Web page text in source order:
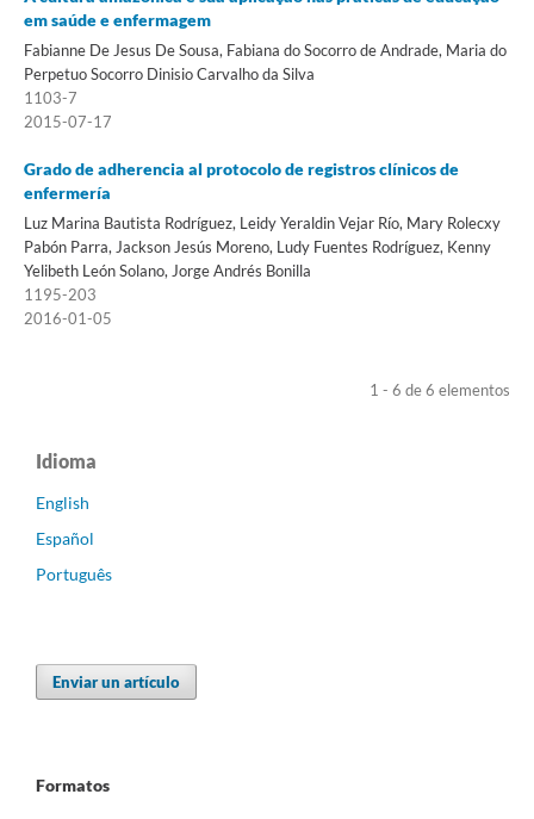
em saúde e enfermagem
Fabianne De Jesus De Sousa, Fabiana do Socorro de Andrade, Maria do
Perpetuo Socorro Dinisio Carvalho da Silva
1103-7
2015-07-17
Grado de adherencia al protocolo de registros clínicos de
enfermería
Luz Marina Bautista Rodríguez, Leidy Yeraldin Vejar Río, Mary Rolecxy
Pabón Parra, Jackson Jesús Moreno, Ludy Fuentes Rodríguez, Kenny
Yelibeth León Solano, Jorge Andrés Bonilla
1195-203
2016-01-05
1 - 6 de 6 elementos
Idioma
English
Español
Português
Enviar un artículo
Formatos